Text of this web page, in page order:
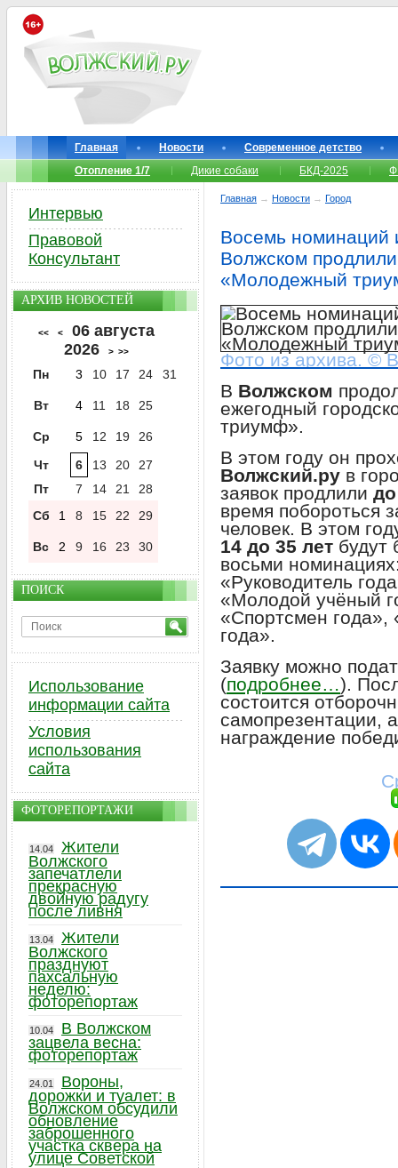
Главная Новости
Современное детство
Отопление 1/7
Дикие собаки БКД-2025
Главная → Новости → Город
Восемь номинаций
Волжском
«Молодежный
Фото из архива. ©
В Волжском
ежегодный
триумф».
В этом году он
Волжский.ру в
заявок продлили
время побороться
человек. В этом
14 до 35 лет будут
восьми
«Руководитель
«Молодой учёный
«Спортсмен года»,
года».
Заявку можно
(подробнее…).
состоится
самопрезентации,
награждение
Интервью
Правовой
Консультант
АРХИВ НОВОСТЕЙ
<< <
06 августа
2026
> >>
Пн 3 10 17 24 31
Вт 4 11 18 25
Ср 5 12 19
26
Чт
6 13 20
27
Пт
7 14 21
28
Сб
1 8 15 22 29
Вс 2 9 16 23 30
ПОИСК
Использование
информации сайта
Условия
использования
сайта
ФОТОРЕПОРТАЖИ
14.04
Жители
Волжского
запечатлели
прекрасную
двойную радугу
после ливня
13.04
Жители
Волжского
празднуют
пахсальную
неделю:
фоторепортаж
10.04
В Волжском
зацвела весна:
фоторепортаж
24.01
Вороны,
дорожки и туалет: в
Волжском обсудили
обновление
заброшенного
участка сквера на
улице Советской